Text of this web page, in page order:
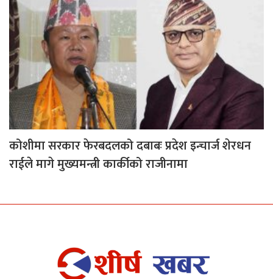
कोशीमा सरकार फेरबदलको दबाबः प्रदेश इन्चार्ज शेरधन
राईले मागे मुख्यमन्त्री कार्कीको राजीनामा